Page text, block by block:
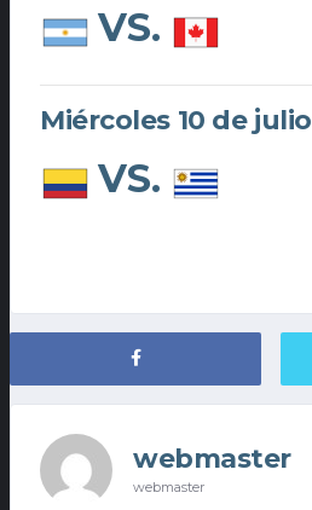
VS.
Miércoles 10 de julio
VS.
webmaster
webmaster